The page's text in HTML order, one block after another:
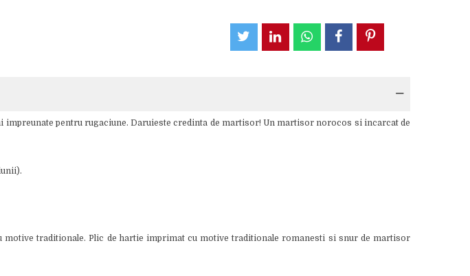
pentru rugaciune. Daruieste credinta de martisor! Un martisor norocos si incarcat de
traditionale. Plic de hartie imprimat cu motive traditionale romanesti si snur de martisor